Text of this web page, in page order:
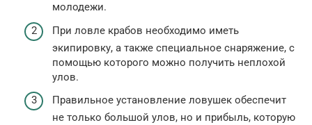
молодежи.
При ловле крабов необходимо иметь
экипировку, а также специальное снаряжение, с
помощью которого можно получить неплохой
улов.
Правильное установление ловушек обеспечит
не только большой улов, но и прибыль, которую